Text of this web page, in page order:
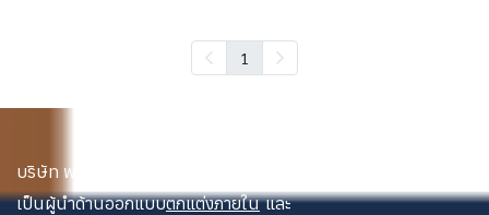
1
บริษัท พระนคร เดคคอเรท จำกัด
เป็นผู้นำด้านออกแบบตกแต่งภายใน และ